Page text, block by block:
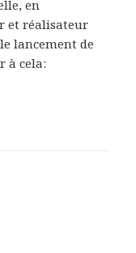
en
et réalisateur
lancement de
à cela: